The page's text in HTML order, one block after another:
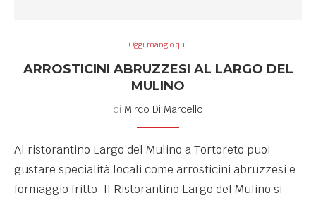
Oggi mangio qui
ARROSTICINI ABRUZZESI AL LARGO DEL
MULINO
di Mirco Di Marcello
Al ristorantino Largo del Mulino a Tortoreto puoi
gustare specialità locali come arrosticini abruzzesi e
formaggio fritto. Il Ristorantino Largo del Mulino si